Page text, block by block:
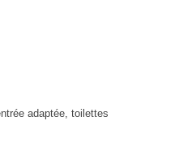
adaptée, toilettes